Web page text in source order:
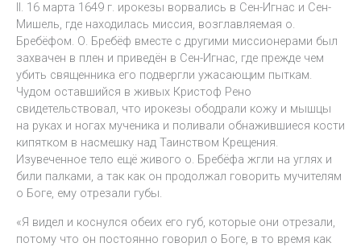
II. 16 марта 1649 г. ирокезы ворвались в Сен-Игнас и Сен-
Мишель, где находилась миссия, возглавляемая о.
Бребёфом. О. Бребёф вместе с другими миссионерами был
захвачен в плен и приведён в Сен-Игнас, где прежде чем
убить священника его подвергли ужасающим пыткам.
Чудом оставшийся в живых Кристоф Рено
свидетельствовал, что ирокезы ободрали кожу и мышцы
на руках и ногах мученика и поливали обнажившиеся кости
кипятком в насмешку над Таинством Крещения.
Изувеченное тело ещё живого о. Бребёфа жгли на углях и
били палками, а так как он продолжал говорить мучителям
о Боге, ему отрезали губы.
«Я видел и коснулся обеих его губ, которые они отрезали,
потому что он постоянно говорил о Боге, в то время как